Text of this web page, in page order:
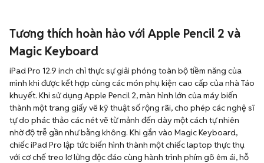
Tương thích hoàn hảo với Apple Pencil 2 và
Magic Keyboard
iPad Pro 12.9 inch chỉ thực sự giải phóng toàn bộ tiềm năng của
mình khi được kết hợp cùng các món phụ kiện cao cấp của nhà Táo
khuyết. Khi sử dụng Apple Pencil 2, màn hình lớn của máy biến
thành một trang giấy vẽ kỹ thuật số rộng rãi, cho phép các nghệ sĩ
tự do phác thảo các nét vẽ từ mảnh đến dày một cách tự nhiên
nhờ độ trễ gần như bằng không. Khi gắn vào Magic Keyboard,
chiếc iPad Pro lập tức biến hình thành một chiếc laptop thực thụ
với cơ chế treo lơ lửng độc đáo cùng hành trình phím gõ êm ái, hỗ